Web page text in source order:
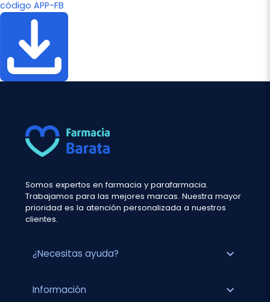
código APP-FB
Somos expertos en farmacia y parafarmacia.
Trabajamos para las mejores marcas. Nuestra mayor
prioridad es la atención personalizada a nuestros
clientes.
¿Necesitas ayuda? expand_more
Información expand_more